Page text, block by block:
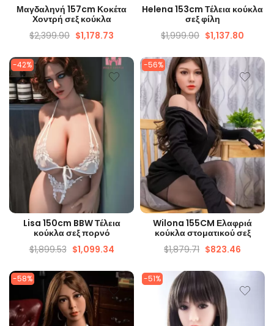
ΓΡΉΓΟΡΗ ΜΑΤΙΆ
Μαγδαληνή 157cm Κοκέτα
Χοντρή σεξ κούκλα
$2,399.90 $1,178.73
ΓΡΉΓΟΡΗ ΜΑΤΙΆ
Helena 153cm Τέλεια κούκλα
σεξ φίλη
$1,999.90 $1,137.80
-42%
ΓΡΉΓΟΡΗ ΜΑΤΙΆ
Lisa 150cm BBW Τέλεια
κούκλα σεξ πορνό
$1,899.53 $1,099.34
-56%
ΓΡΉΓΟΡΗ ΜΑΤΙΆ
Wilona 155CM Ελαφριά
κούκλα στοματικού σεξ
$1,879.71 $823.46
-58% -51%